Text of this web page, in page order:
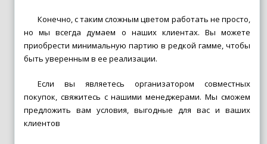
Конечно, с таким сложным цветом работать не просто,
но мы всегда думаем о наших клиентах. Вы можете
приобрести минимальную партию в редкой гамме, чтобы
быть уверенным в ее реализации.
Если вы являетесь организатором совместных
покупок, свяжитесь с нашими менеджерами. Мы сможем
предложить вам условия, выгодные для вас и ваших
клиентов